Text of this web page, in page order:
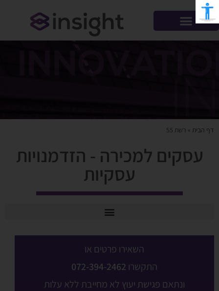
דף הבית » רשת 55
עסקים למכירה - הזדמנויות
עסקיות
השאירו פרטים או
התקשרו 072-394-2462
ונתאם פגישת יעוץ לא מחייבת ללא עלות